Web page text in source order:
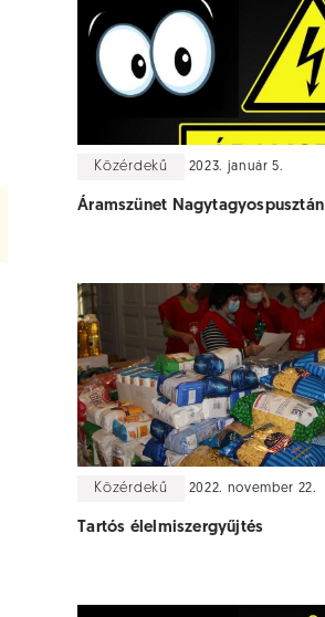
Közérdekű 2023. január 5.
Áramszünet Nagytagyospusztán
Közérdekű 2022. november 22.
Tartós élelmiszergyűjtés